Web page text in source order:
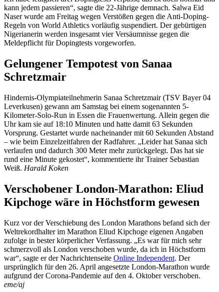
kann jedem passieren“, sagte die 22-Jährige demnach. Salwa Eid
Naser wurde am Freitag wegen Verstößen gegen die Anti-Doping-
Regeln von World Athletics vorläufig suspendiert. Der gebürtigen
Nigerianerin werden insgesamt vier Versäumnisse gegen die
Meldepflicht für Dopingtests vorgeworfen.
Gelungener Tempotest von Sanaa
Schretzmair
Hindernis-Olympiateilnehmerin Sanaa Schretzmair (TSV Bayer 04
Leverkusen) gewann am Samstag bei einem sogenannten 5-
Kilometer-Solo-Run in Essen die Frauenwertung. Allein gegen die
Uhr kam sie auf 18:10 Minuten und hatte damit 63 Sekunden
Vorsprung. Gestartet wurde nacheinander mit 60 Sekunden Abstand
– wie beim Einzelzeitfahren der Radfahrer. „Leider hat Sanaa sich
verlaufen und dadurch 300 Meter mehr zurückgelegt. Das hat sie
rund eine Minute gekostet“, kommentierte ihr Trainer Sebastian
Weiß. Harald Koken
Verschobener London-Marathon: Eliud
Kipchoge wäre in Höchstform gewesen
Kurz vor der Verschiebung des London Marathons befand sich der
Weltrekordhalter im Marathon Eliud Kipchoge eigenen Angaben
zufolge in bester körperlicher Verfassung. „Es war für mich sehr
schmerzvoll als London verschoben wurde, da ich in Höchstform
war“, sagte er der Nachrichtenseite Online Independent. Der
ursprünglich für den 26. April angesetzte London-Marathon wurde
aufgrund der Corona-Pandemie auf den 4. Oktober verschoben.
eme/aj